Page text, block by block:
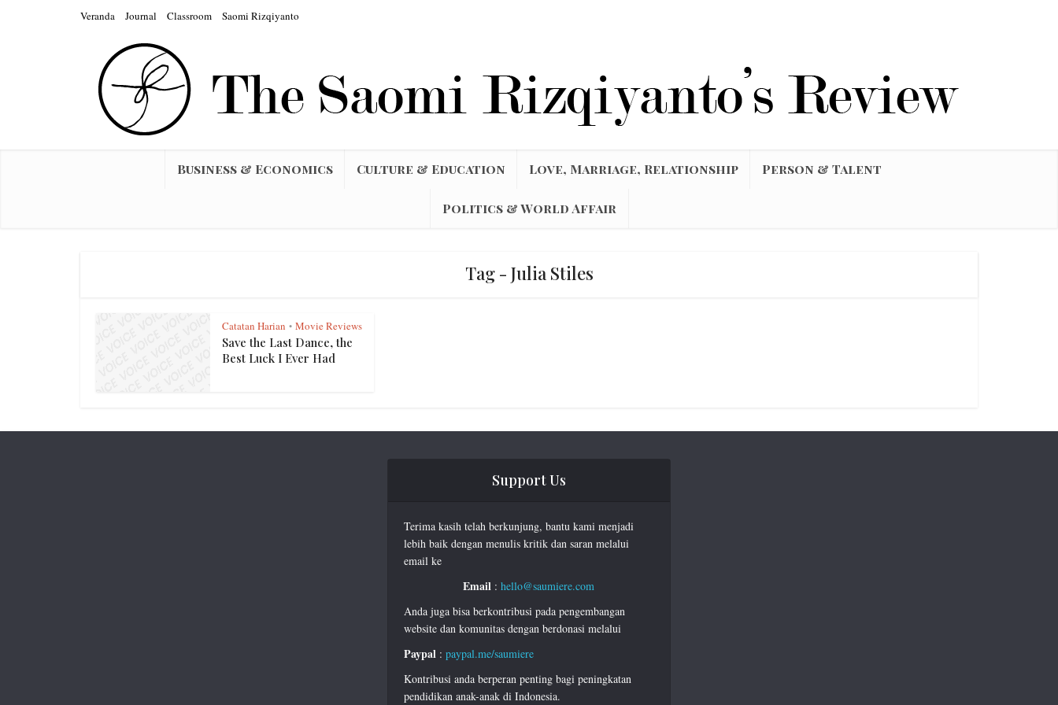
Veranda Journal Classroom Saomi Rizqiyanto
Business & Economics Culture & Education Love, Marriage, Relationship Person & Talent
Politics & World Affair
Tag - Julia Stiles
Catatan Harian • Movie Reviews
Save the Last Dance, the
Best Luck I Ever Had
Support Us
Terima kasih telah berkunjung, bantu kami menjadi
lebih baik dengan menulis kritik dan saran melalui
email ke
Email :hello@saumiere.com
Anda juga bisa berkontribusi pada pengembangan
website dan komunitas dengan berdonasi melalui
Paypal: paypal.me/saumiere
Kontribusi anda berperan penting bagi peningkatan
pendidikan anak-anak di Indonesia.